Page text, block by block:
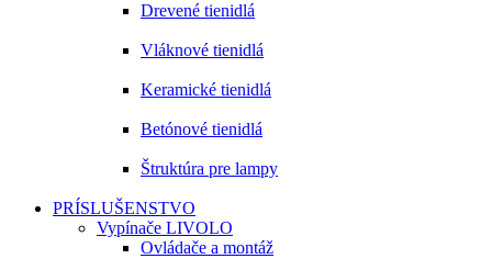
Drevené tienidlá
Vláknové tienidlá
Keramické tienidlá
Betónové tienidlá
Štruktúra pre lampy
PRÍSLUŠENSTVO
Vypínače LIVOLO
Ovládače a montáž